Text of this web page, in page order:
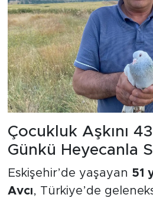
Çocukluk Aşkını
Günkü Heyecanla
Eskişehir’de yaşayan 51
Avcı, Türkiye’de